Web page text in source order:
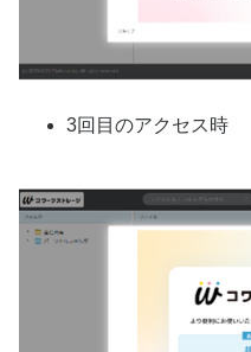
3回目のアクセス時